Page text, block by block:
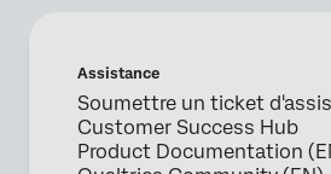
Demander une démo
Prénom*
Assistance
Soumettre un ticket
Customer Success Hub
Product Documentation